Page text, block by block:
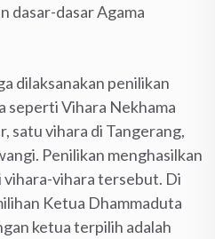
dasar-dasar Agama
dilaksanakan penilikan
seperti Vihara Nekhama
satu vihara di Tangerang,
Penilikan menghasilkan
vihara tersebut. Di
Ketua Dhammaduta
ketua terpilih adalah